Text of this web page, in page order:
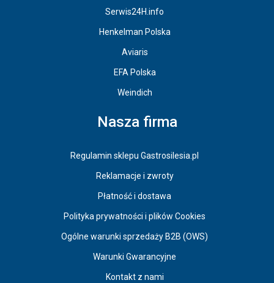
Serwis24H.info
Henkelman Polska
Aviaris
EFA Polska
Weindich
Nasza firma
Regulamin sklepu Gastrosilesia.pl
Reklamacje i zwroty
Płatność i dostawa
Polityka prywatności i plików Cookies
Ogólne warunki sprzedaży B2B (OWS)
Warunki Gwarancyjne
Kontakt z nami